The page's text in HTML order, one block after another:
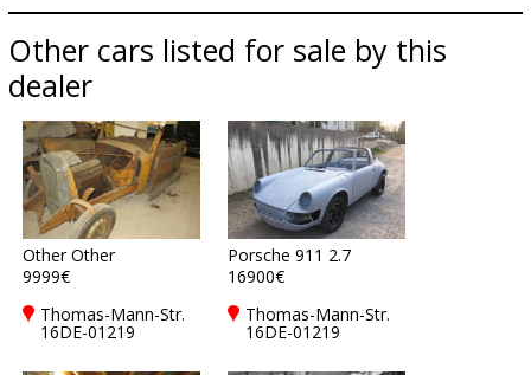
Other cars listed for sale by this
dealer
Other Other
9999€
Thomas-Mann-Str.
16DE-01219
Porsche 911 2.7
16900€
Thomas-Mann-Str.
16DE-01219